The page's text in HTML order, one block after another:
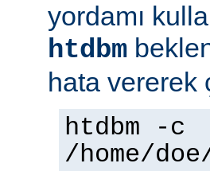
yordamı
htdbm
hata vererek
htdbm -c
/home/